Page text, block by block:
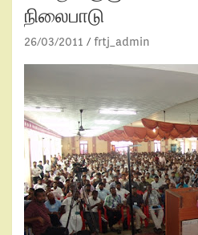
நிலைபாடு
26/03/2011 frtj_admin